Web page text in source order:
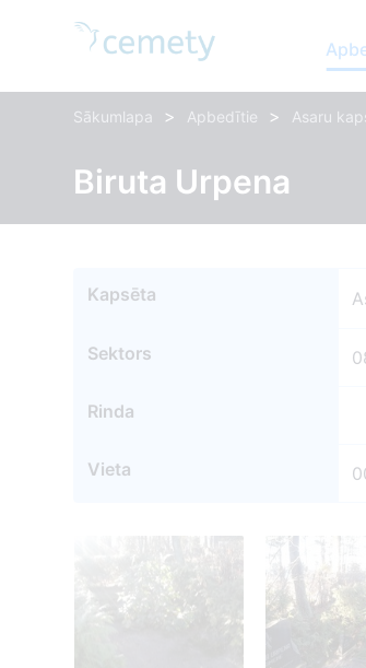
Sākumlapa > Apbedītie > Asaru
Biruta Urpena
Kapsēta
Sektors
Rinda
Vieta
23